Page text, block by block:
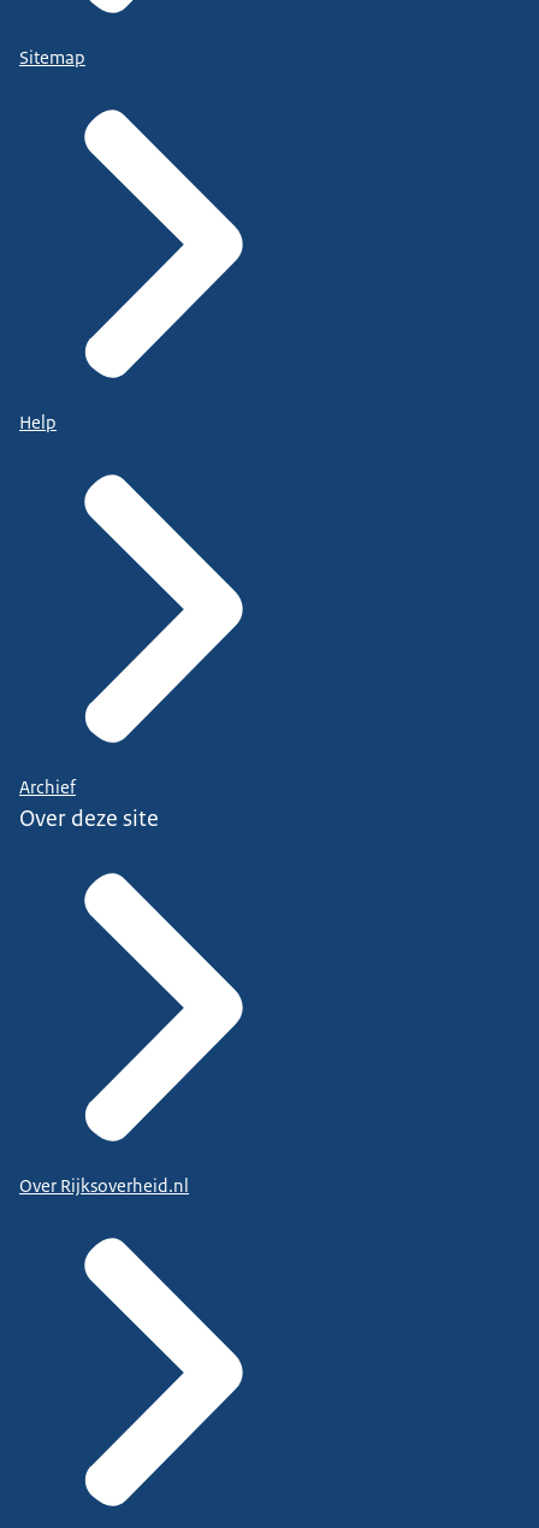
Sitemap
Help
Archief
Over deze site
Over Rijksoverheid.nl